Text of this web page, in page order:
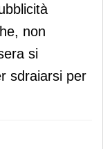
non
si
sdraiarsi per